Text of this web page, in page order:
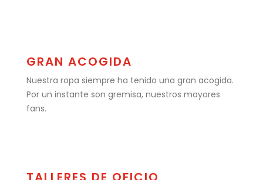
GRAN ACOGIDA
Nuestra ropa siempre ha tenido una gran acogida.
Por un instante son gremisa, nuestros mayores
fans.